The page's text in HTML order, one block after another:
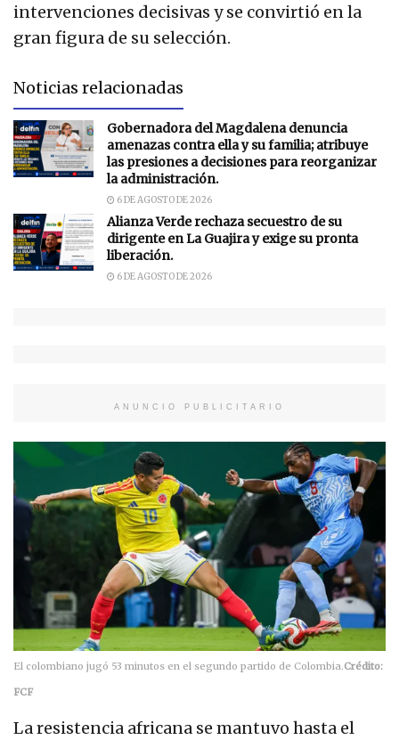
intervenciones decisivas y se convirtió en la
gran figura de su selección.
Noticias relacionadas
Gobernadora del Magdalena denuncia
amenazas contra ella y su familia; atribuye
las presiones a decisiones para reorganizar
la administración.
6 DE AGOSTO DE 2026
Alianza Verde rechaza secuestro de su
dirigente en La Guajira y exige su pronta
liberación.
6 DE AGOSTO DE 2026
ANUNCIO PUBLICITARIO
El colombiano jugó 53 minutos en el segundo partido de Colombia.Crédito:
FCF
La resistencia africana se mantuvo hasta el